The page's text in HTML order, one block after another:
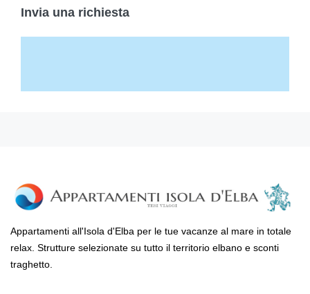
Invia una richiesta
Appartamenti all'Isola d'Elba per le tue vacanze al mare in totale
relax. Strutture selezionate su tutto il territorio elbano e sconti
traghetto.